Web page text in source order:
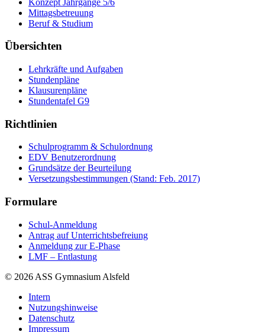
Mittagsbetreuung
Beruf & Studium
Übersichten
Lehrkräfte und Aufgaben
Stundenpläne
Klausurenpläne
Stundentafel G9
Richtlinien
Schulprogramm & Schulordnung
EDV Benutzerordnung
Grundsätze der Beurteilung
Versetzungsbestimmungen (Stand: Feb. 2017)
Formulare
Schul-Anmeldung
Antrag auf Unterrichtsbefreiung
Anmeldung zur E-Phase
LMF – Entlastung
© 2026 ASS Gymnasium Alsfeld
Intern
Nutzungshinweise
Datenschutz
Impressum